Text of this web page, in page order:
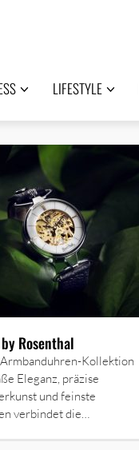
LIFESTYLE
Rosenthal
Kollektion
Eleganz, präzise
und feinste
verbindet die…